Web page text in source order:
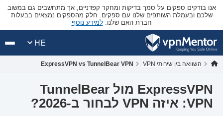
אנו בודקים ספקים על סמך בדיקות ומחקר קפדניים, אך מתחשבים גם במשוב
שלכם ובעמלת השותפים שלנו עם ספקים. חלק מהספקים נמצאים בבעלות
חברת האם שלנו.למידע נוסף
HE
השוואה בין שירותי VPN ExpressVPN vs TunnelBear VPN
ExpressVPN מול TunnelBear
VPN: איזה VPN לבחור ב-2026?